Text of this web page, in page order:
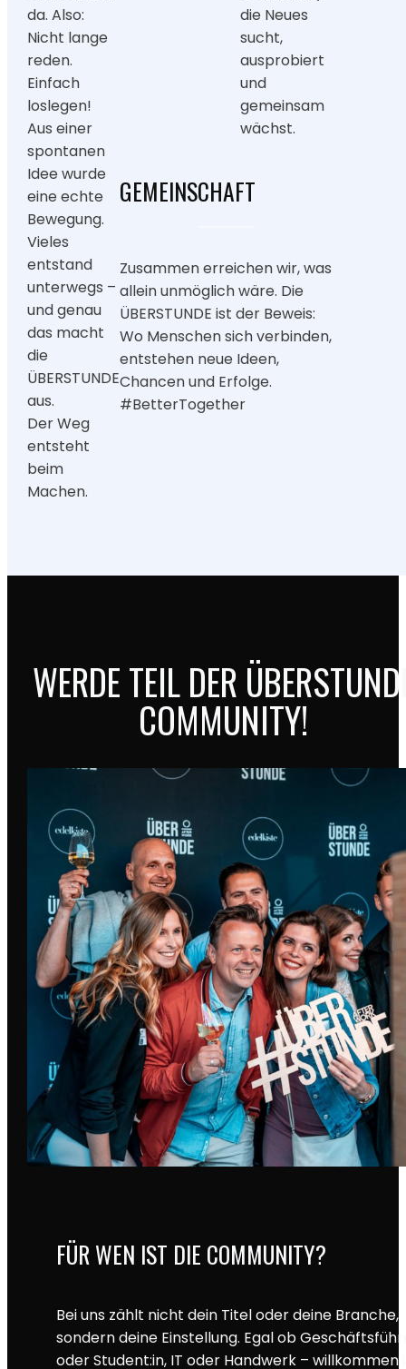
da. Also:
Nicht lange
reden.
Einfach
loslegen!
Aus einer
spontanen
Idee wurde
eine echte
Bewegung.
Vieles
entstand
unterwegs –
und genau
das macht
die
ÜBERSTUNDE
aus.
Der Weg
entsteht
beim
Machen.
die Neues
sucht,
ausprobiert
und
gemeinsam
wächst.
GEMEINSCHAFT
Zusammen erreichen wir, was
allein unmöglich wäre. Die
ÜBERSTUNDE ist der Beweis:
Wo Menschen sich verbinden,
entstehen neue Ideen,
Chancen und Erfolge.
#BetterTogether
WERDE TEIL DER
COMMUNITY!
FÜR WEN IST DIE COMMUNITY?
Bei uns zählt nicht dein Titel oder deine Branche,
sondern deine Einstellung. Egal ob
oder Student:in, IT oder Handwerk – willkommen